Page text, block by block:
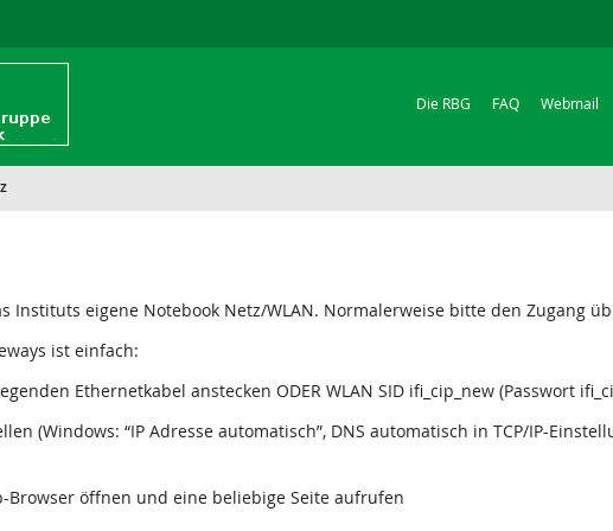
Die RBG FAQ Webmail
Instituts eigene Notebook Netz/WLAN. Normalerweise bitte den Zugang
ist einfach:
Ethernetkabel anstecken ODER WLAN SID ifi_cip_new (Passwort
(Windows: “IP Adresse automatisch”, DNS automatisch in TCP/IP-
Browser öffnen und eine beliebige Seite aufrufen